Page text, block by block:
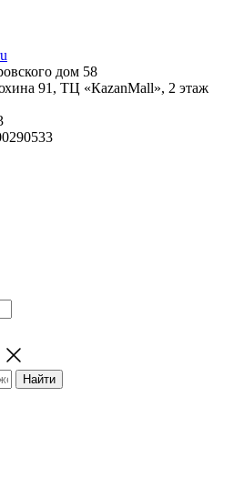
дом 58
91, ТЦ «КazanMall», 2 этаж